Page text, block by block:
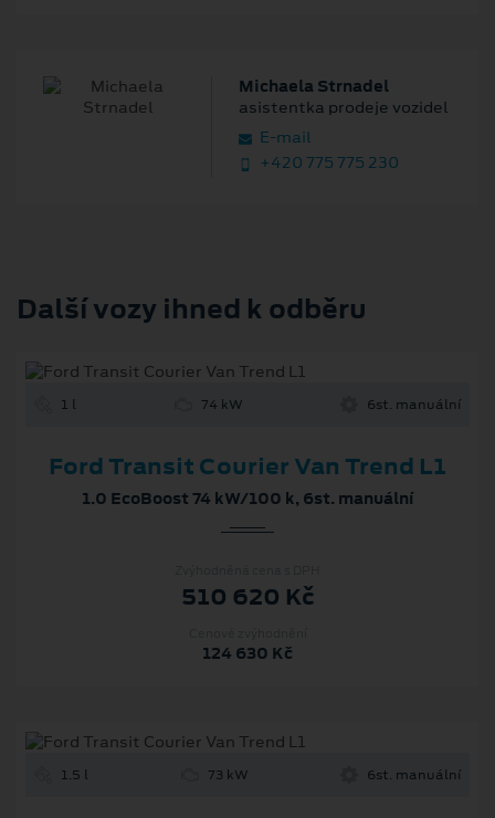
Michaela Strnadel
asistentka prodeje vozidel
E‑mail
+420 775 775 230
Další vozy ihned k odběru
1 l 74 kW 6st. manuální
Ford Transit Courier Van Trend L1
1.0 EcoBoost 74 kW/100 k, 6st. manuální
510 620 Kč
124 630 Kč
1.5 l 73 kW 6st. manuální